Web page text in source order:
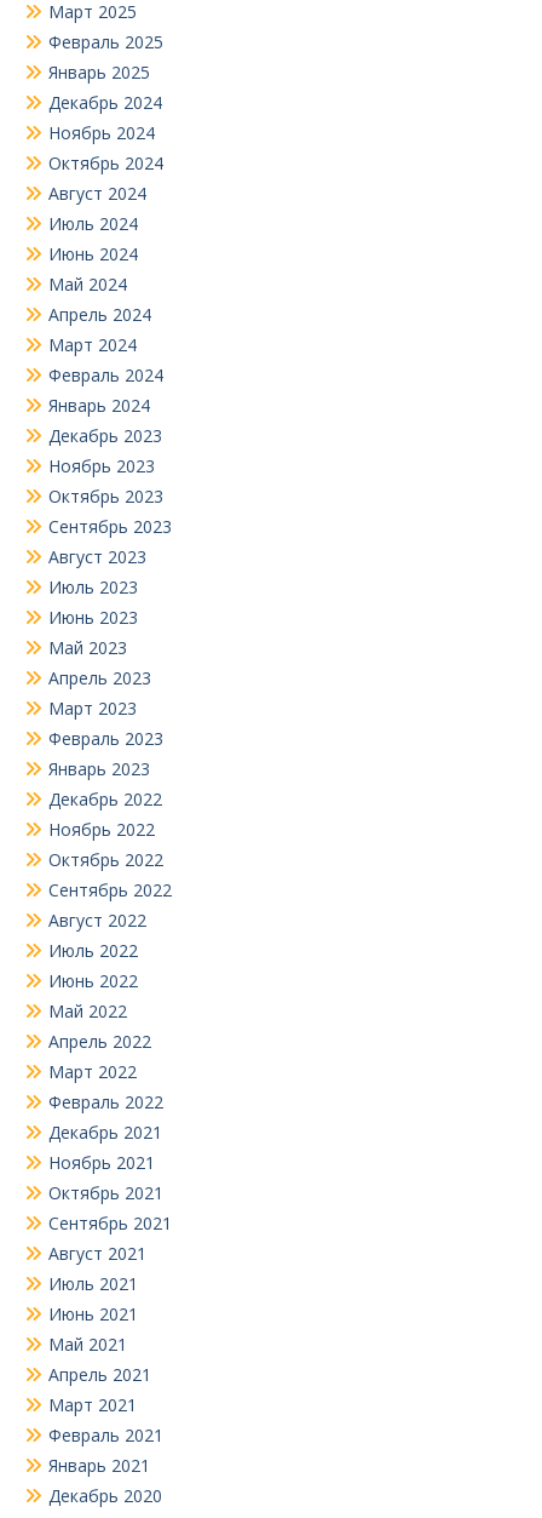
Март 2025
Февраль 2025
Январь 2025
Декабрь 2024
Ноябрь 2024
Октябрь 2024
Август 2024
Июль 2024
Июнь 2024
Май 2024
Апрель 2024
Март 2024
Февраль 2024
Январь 2024
Декабрь 2023
Ноябрь 2023
Октябрь 2023
Сентябрь 2023
Август 2023
Июль 2023
Июнь 2023
Май 2023
Апрель 2023
Март 2023
Февраль 2023
Январь 2023
Декабрь 2022
Ноябрь 2022
Октябрь 2022
Сентябрь 2022
Август 2022
Июль 2022
Июнь 2022
Май 2022
Апрель 2022
Март 2022
Февраль 2022
Декабрь 2021
Ноябрь 2021
Октябрь 2021
Сентябрь 2021
Август 2021
Июль 2021
Июнь 2021
Май 2021
Апрель 2021
Март 2021
Февраль 2021
Январь 2021
Декабрь 2020